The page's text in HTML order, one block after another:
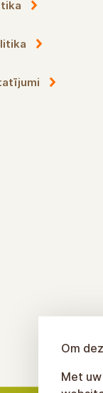
centri
Om
Met